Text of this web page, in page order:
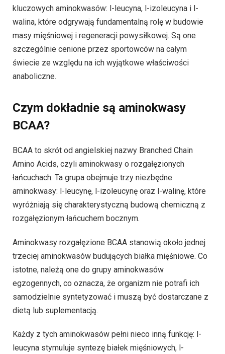
kluczowych aminokwasów: l-leucyna, l-izoleucyna i l-
walina, które odgrywają fundamentalną rolę w budowie
masy mięśniowej i regeneracji powysiłkowej. Są one
szczególnie cenione przez sportowców na całym
świecie ze względu na ich wyjątkowe właściwości
anaboliczne.
Czym dokładnie są aminokwasy
BCAA?
BCAA to skrót od angielskiej nazwy Branched Chain
Amino Acids, czyli aminokwasy o rozgałęzionych
łańcuchach. Ta grupa obejmuje trzy niezbędne
aminokwasy: l-leucynę, l-izoleucynę oraz l-walinę, które
wyróżniają się charakterystyczną budową chemiczną z
rozgałęzionym łańcuchem bocznym.
Aminokwasy rozgałęzione BCAA stanowią około jednej
trzeciej aminokwasów budujących białka mięśniowe. Co
istotne, należą one do grupy aminokwasów
egzogennych, co oznacza, że organizm nie potrafi ich
samodzielnie syntetyzować i muszą być dostarczane z
dietą lub suplementacją.
Każdy z tych aminokwasów pełni nieco inną funkcję: l-
leucyna stymuluje syntezę białek mięśniowych, l-